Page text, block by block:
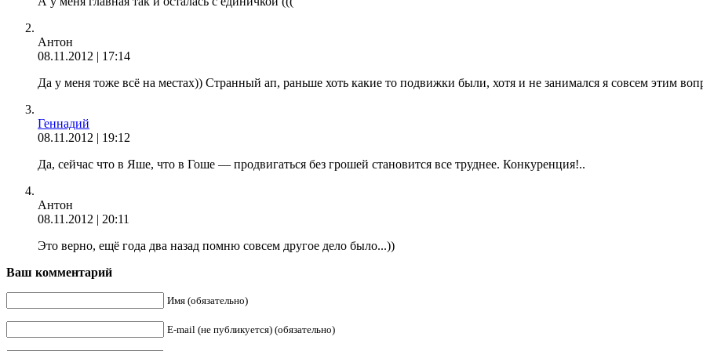
Антон
08.11.2012 | 17:14
Да у меня тоже всё на местах)) Странный ап, раньше хоть какие то подвижки были, хотя и не занимался я совсем этим
Геннадий
08.11.2012 | 19:12
Да, сейчас что в Яше, что в Гоше — продвигаться без грошей становится все труднее. Конкуренция!..
Антон
08.11.2012 | 20:11
Это верно, ещё года два назад помню совсем другое дело было...))
Ваш комментарий
Имя (обязательно)
E-mail (не публикуется) (обязательно)